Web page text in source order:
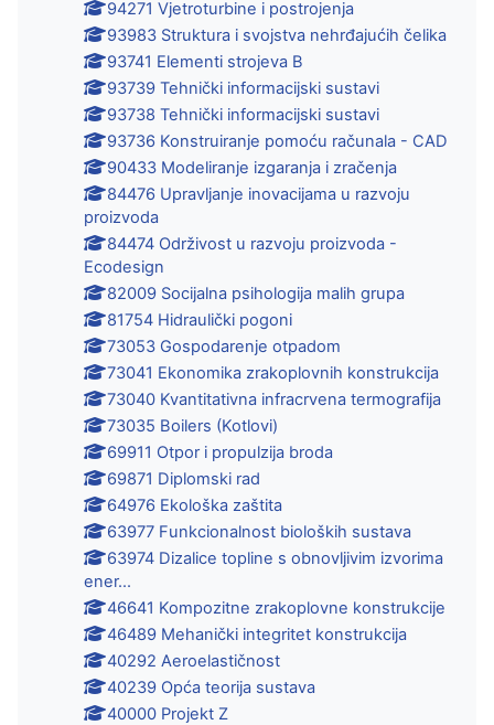
94271 Vjetroturbine i postrojenja
93983 Struktura i svojstva nehrđajućih čelika
93741 Elementi strojeva B
93739 Tehnički informacijski sustavi
93738 Tehnički informacijski sustavi
93736 Konstruiranje pomoću računala - CAD
90433 Modeliranje izgaranja i zračenja
84476 Upravljanje inovacijama u razvoju
proizvoda
84474 Održivost u razvoju proizvoda -
Ecodesign
82009 Socijalna psihologija malih grupa
81754 Hidraulički pogoni
73053 Gospodarenje otpadom
73041 Ekonomika zrakoplovnih konstrukcija
73040 Kvantitativna infracrvena termografija
73035 Boilers (Kotlovi)
69911 Otpor i propulzija broda
69871 Diplomski rad
64976 Ekološka zaštita
63977 Funkcionalnost bioloških sustava
63974 Dizalice topline s obnovljivim izvorima
ener...
46641 Kompozitne zrakoplovne konstrukcije
46489 Mehanički integritet konstrukcija
40292 Aeroelastičnost
40239 Opća teorija sustava
40000 Projekt Z